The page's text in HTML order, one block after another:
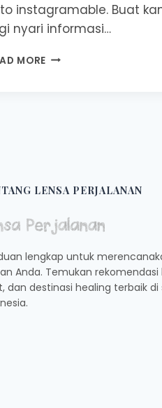
instagramable. Buat
nyari informasi…
MORE TOP
NIKMAT
LENSA PERJALANAN
lengkap untuk
Anda. Temukan rekomendasi
dan destinasi healing terbaik di